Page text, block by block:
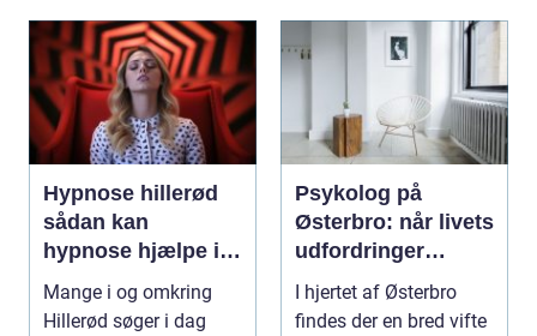
Hypnose hillerød
sådan kan
hypnose hjælpe i
hverdagen
Mange i og omkring
Hillerød søger i dag
Psykolog på
Østerbro: når livets
udfordringer
kræver
professionel støtte
I hjertet af Østerbro
findes der en bred vifte